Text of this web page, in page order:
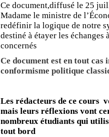
Ce document,diffusé le 25
Madame le ministre de
redéfinir la logique de notre
destiné à étayer les échanges
concernés
Ce document est en tout
conformisme politique
Les rédacteurs de ce cours
mais leurs réflexions vont
nombreux étudiants qui
tout bord